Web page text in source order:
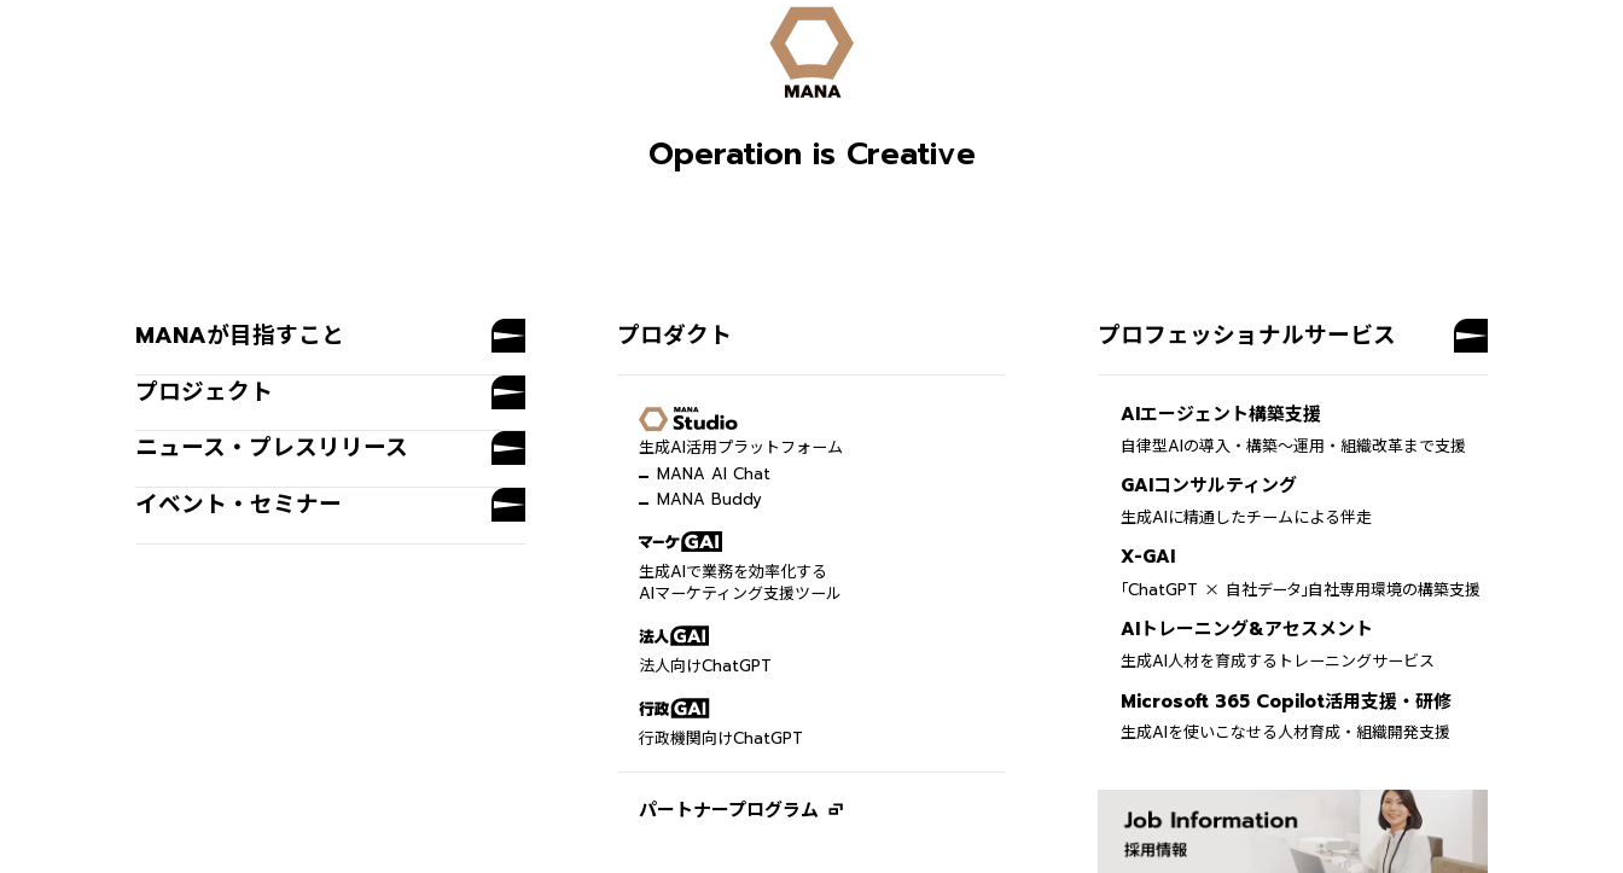
Operation is Creative
MANAが目指すこと
プロジェクト
ニュース・プレスリリース
イベント・セミナー
プロダクト
生成AI活用プラットフォーム
MANA AI Chat
MANA Buddy
生成AIで業務を効率化する
AIマーケティング支援ツール
法人向けChatGPT
行政機関向けChatGPT
パートナープログラム
プロフェッショナルサービス
AIエージェント構築支援
自律型AIの導入・構築～運用・組織改革まで支援
GAIコンサルティング
生成AIに精通したチームによる伴走
X-GAI
「ChatGPT × 自社データ」自社専用環境の構築支援
AIトレーニング&アセスメント
生成AI人材を育成するトレーニングサービス
Microsoft 365 Copilot活用支援・研修
生成AIを使いこなせる人材育成・組織開発支援